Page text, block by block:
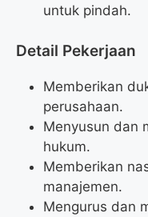
untuk pindah.
Detail Pekerjaan
Memberikan
perusahaan.
Menyusun dan
hukum.
Memberikan
manajemen.
Mengurus dan